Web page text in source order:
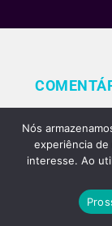
Nós
experiência
interesse. Ao